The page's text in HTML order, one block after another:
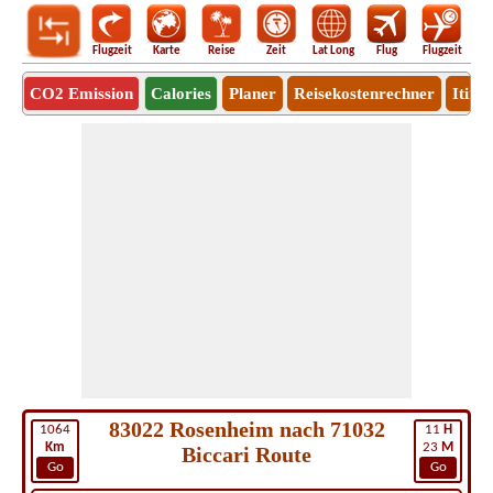
Flugzeit Karte Reise Zeit Lat Long Flug Flugzeit
CO2 Emission Calories Planer Reisekostenrechner
1064
Km
Go
11 H
23 M
Go
83022 Rosenheim nach 71032
Biccari Route